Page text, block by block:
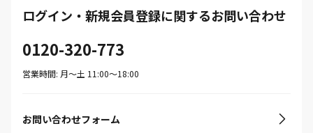
ログイン・新規会員登録に関するお問い合わせ
0120-320-773
営業時間: 月〜土 11:00〜18:00
お問い合わせフォーム